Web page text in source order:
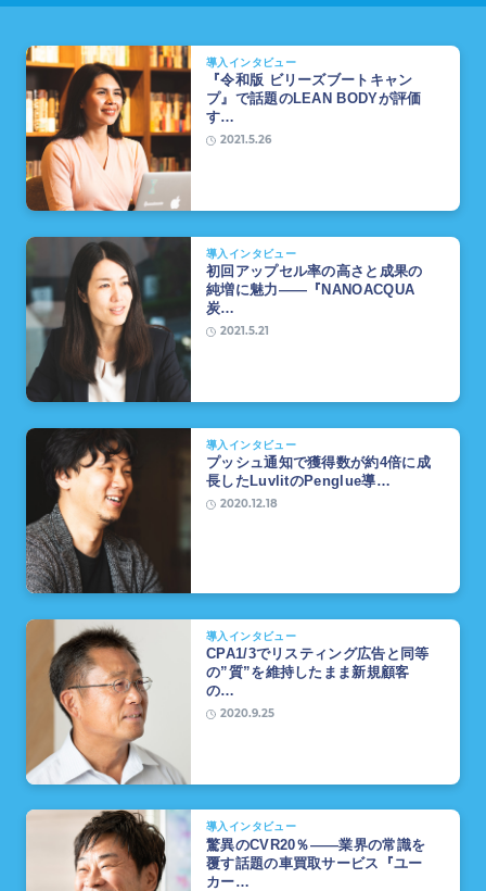
導入インタビュー
『令和版 ビリーズブートキャン
プ』で話題のLEAN BODYが評価
す…
2021.5.26
導入インタビュー
初回アップセル率の高さと成果の
純増に魅力――『NANOACQUA
炭…
2021.5.21
導入インタビュー
プッシュ通知で獲得数が約4倍に成
長したLuvlitのPenglue導…
2020.12.18
導入インタビュー
CPA1/3でリスティング広告と同等
の”質”を維持したまま新規顧客
の…
2020.9.25
導入インタビュー
驚異のCVR20％――業界の常識を
覆す話題の車買取サービス『ユー
カー…